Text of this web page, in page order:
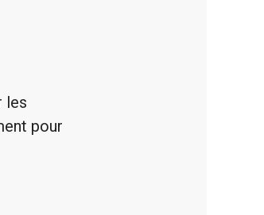
les
pour